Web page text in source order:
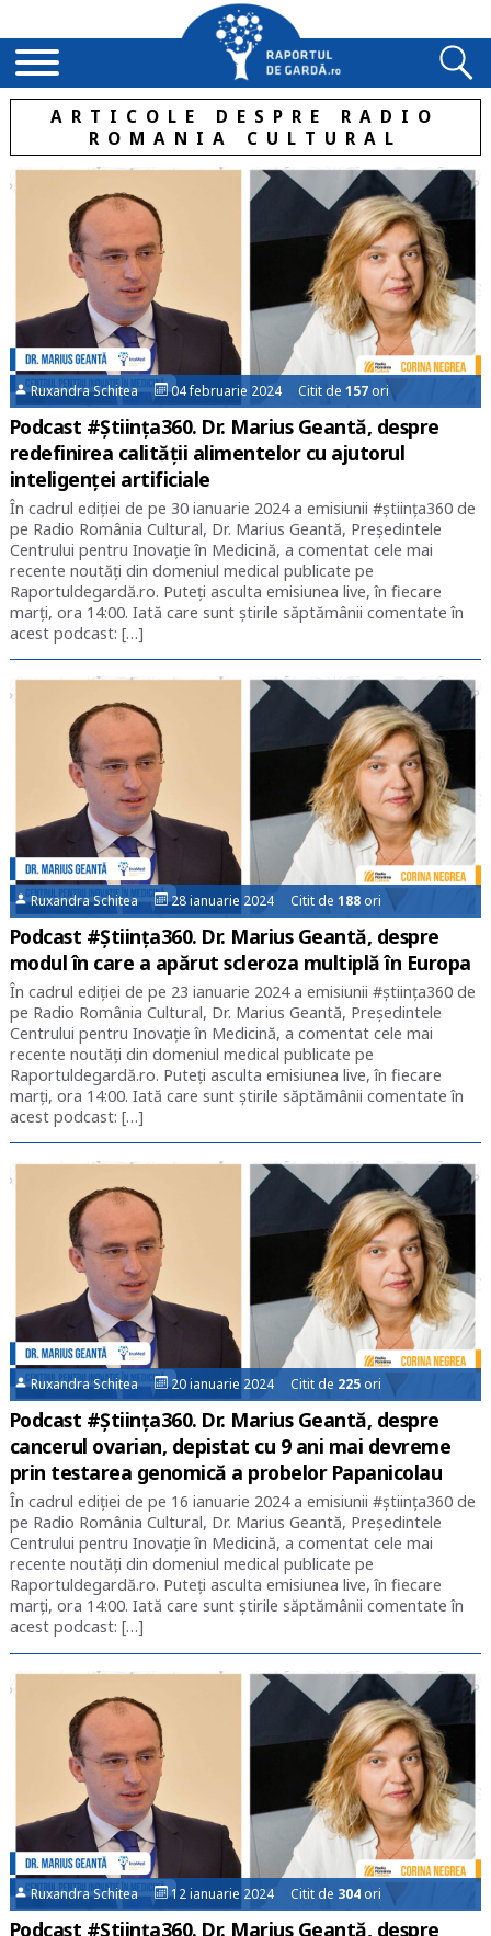
ARTICOLE DESPRE RADIO
ROMANIA CULTURAL
Ruxandra Schitea 04 februarie 2024 Citit de157ori
Podcast #Știința360. Dr. Marius Geantă, despre
redefinirea calității alimentelor cu ajutorul
inteligenței artificiale
În cadrul ediției de pe 30 ianuarie 2024 a emisiunii #știința360 de
pe Radio România Cultural, Dr. Marius Geantă, Președintele
Centrului pentru Inovație în Medicină, a comentat cele mai
recente noutăți din domeniul medical publicate pe
Raportuldegardă.ro. Puteți asculta emisiunea live, în fiecare
marți, ora 14:00. Iată care sunt știrile săptămânii comentate în
acest podcast: […]
Ruxandra Schitea 28 ianuarie 2024 Citit de188ori
Podcast #Știința360. Dr. Marius Geantă, despre
modul în care a apărut scleroza multiplă în Europa
În cadrul ediției de pe 23 ianuarie 2024 a emisiunii #știința360 de
pe Radio România Cultural, Dr. Marius Geantă, Președintele
Centrului pentru Inovație în Medicină, a comentat cele mai
recente noutăți din domeniul medical publicate pe
Raportuldegardă.ro. Puteți asculta emisiunea live, în fiecare
marți, ora 14:00. Iată care sunt știrile săptămânii comentate în
acest podcast: […]
Ruxandra Schitea 20 ianuarie 2024 Citit de 225ori
Podcast #Știința360. Dr. Marius Geantă, despre
cancerul ovarian, depistat cu 9 ani mai devreme
prin testarea genomică a probelor Papanicolau
În cadrul ediției de pe 16 ianuarie 2024 a emisiunii #știința360 de
pe Radio România Cultural, Dr. Marius Geantă, Președintele
Centrului pentru Inovație în Medicină, a comentat cele mai
recente noutăți din domeniul medical publicate pe
Raportuldegardă.ro. Puteți asculta emisiunea live, în fiecare
marți, ora 14:00. Iată care sunt știrile săptămânii comentate în
acest podcast: […]
Ruxandra Schitea 12 ianuarie 2024 Citit de 304ori
Podcast #Știința360. Dr. Marius Geantă, despre